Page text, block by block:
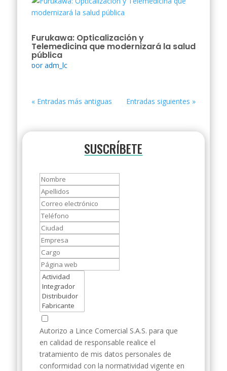
Furukawa: Opticalización y
Telemedicina que modernizará la salud
pública
por adm_lc
« Entradas más antiguas Entradas siguientes »
SUSCRÍBETE
Autorizo a Lince Comercial S.A.S. para que
en calidad de responsable realice el
tratamiento de mis datos personales de
conformidad con la normatividad vigente en